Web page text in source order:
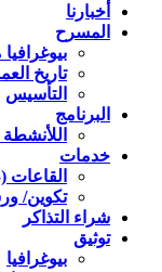
أخبارنا
المسرح
تاريخ
التأسيس
البرنامج
خدمات
تكوين/
شراء التذاكر
توثيق
بيوغرافيا